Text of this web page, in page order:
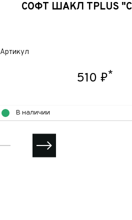
СОФТ ШАКЛ TPLUS
Артикул
510 ₽*
В наличии